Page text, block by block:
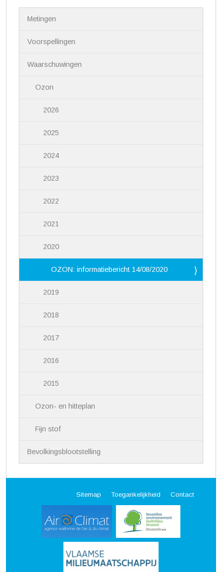
Metingen
Voorspellingen
Waarschuwingen
Ozon
2026
2025
2024
2023
2022
2021
2020
OZON: informatiebericht 14/08/2020
2019
2018
2017
2016
2015
Ozon- en hitteplan
Fijn stof
Bevolkingsblootstelling
Sitemap Toegankelijkheid Contact